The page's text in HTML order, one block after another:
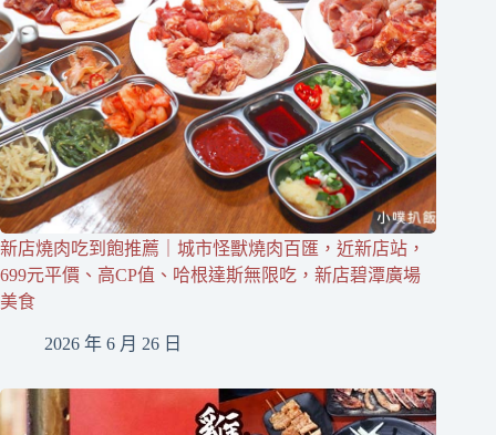
新店燒肉吃到飽推薦｜城市怪獸燒肉百匯，近新店站，
699元平價、高CP值、哈根達斯無限吃，新店碧潭廣場
美食
2026 年 6 月 26 日